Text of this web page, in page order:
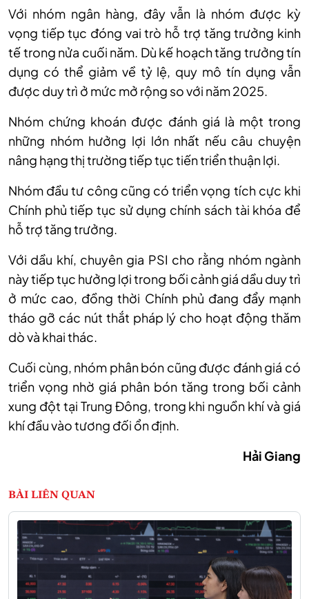
Với nhóm ngân hàng, đây vẫn là nhóm được kỳ
vọng tiếp tục đóng vai trò hỗ trợ tăng trưởng kinh
tế trong nửa cuối năm. Dù kế hoạch tăng trưởng tín
dụng có thể giảm về tỷ lệ, quy mô tín dụng vẫn
được duy trì ở mức mở rộng so với năm 2025.
Nhóm chứng khoán được đánh giá là một trong
những nhóm hưởng lợi lớn nhất nếu câu chuyện
nâng hạng thị trường tiếp tục tiến triển thuận lợi.
Nhóm đầu tư công cũng có triển vọng tích cực khi
Chính phủ tiếp tục sử dụng chính sách tài khóa để
hỗ trợ tăng trưởng.
Với dầu khí, chuyên gia PSI cho rằng nhóm ngành
này tiếp tục hưởng lợi trong bối cảnh giá dầu duy trì
ở mức cao, đồng thời Chính phủ đang đẩy mạnh
tháo gỡ các nút thắt pháp lý cho hoạt động thăm
dò và khai thác.
Cuối cùng, nhóm phân bón cũng được đánh giá có
triển vọng nhờ giá phân bón tăng trong bối cảnh
xung đột tại Trung Đông, trong khi nguồn khí và giá
khí đầu vào tương đối ổn định.
Hải Giang
BÀI LIÊN QUAN